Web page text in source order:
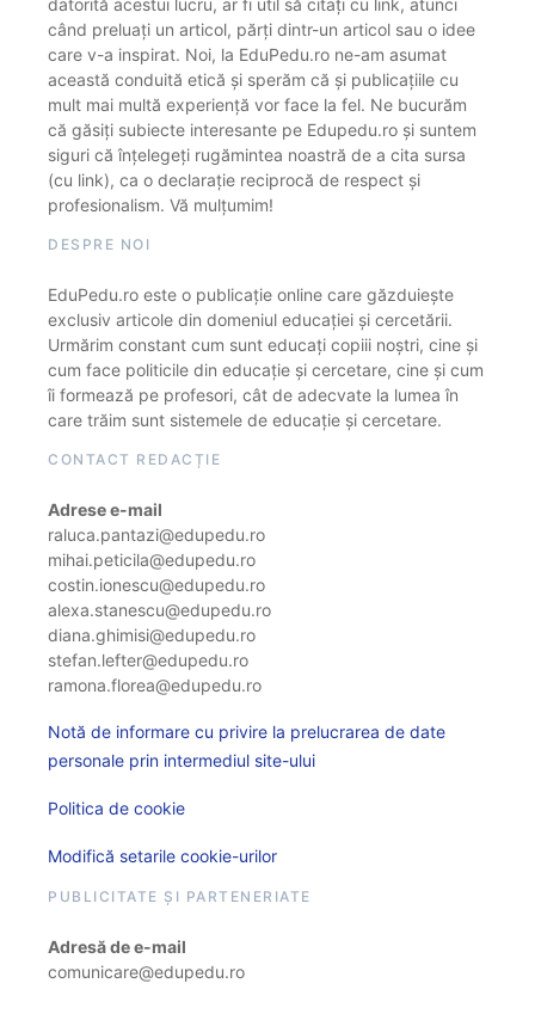
când preluați un articol, părți dintr-un articol sau o idee
care v-a inspirat. Noi, la EduPedu.ro ne-am asumat
această conduită etică și sperăm că și publicațiile cu
mult mai multă experiență vor face la fel. Ne bucurăm
că găsiți subiecte interesante pe Edupedu.ro și suntem
siguri că înțelegeți rugămintea noastră de a cita sursa
(cu link), ca o declarație reciprocă de respect și
profesionalism. Vă mulțumim!
DESPRE NOI
EduPedu.ro este o publicație online care găzduiește
exclusiv articole din domeniul educației și cercetării.
Urmărim constant cum sunt educați copiii noștri, cine și
cum face politicile din educație și cercetare, cine și cum
îi formează pe profesori, cât de adecvate la lumea în
care trăim sunt sistemele de educație și cercetare.
CONTACT REDACȚIE
Adrese e-mail
raluca.pantazi@edupedu.ro
mihai.peticila@edupedu.ro
costin.ionescu@edupedu.ro
alexa.stanescu@edupedu.ro
diana.ghimisi@edupedu.ro
stefan.lefter@edupedu.ro
ramona.florea@edupedu.ro
Notă de informare cu privire la prelucrarea de date
personale prin intermediul site-ului
Politica de cookie
Modifică setarile cookie-urilor
PUBLICITATE ȘI PARTENERIATE
Adresă de e-mail
comunicare@edupedu.ro